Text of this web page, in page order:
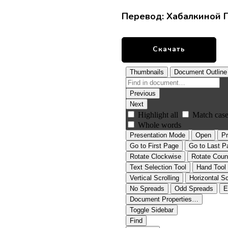
Перевод: Хабалкиной
Скачать